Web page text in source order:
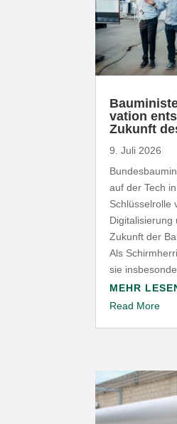
vation
Zukunft
9. Juli 2026
auf der Tech
Schlüsselrolle
Digitalisierung
Zukunft der
Als
sie
MEHR
Read More